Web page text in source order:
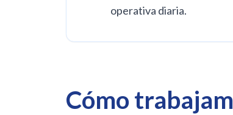
operativa diaria.
Cómo